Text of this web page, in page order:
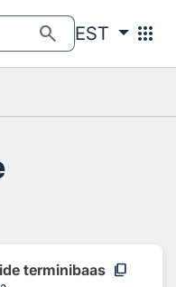
search EST apps
terminibaas content_copy